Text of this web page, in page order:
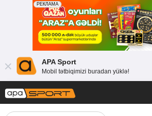
APA Sport
Mobil tətbiqimizi buradan yüklə!